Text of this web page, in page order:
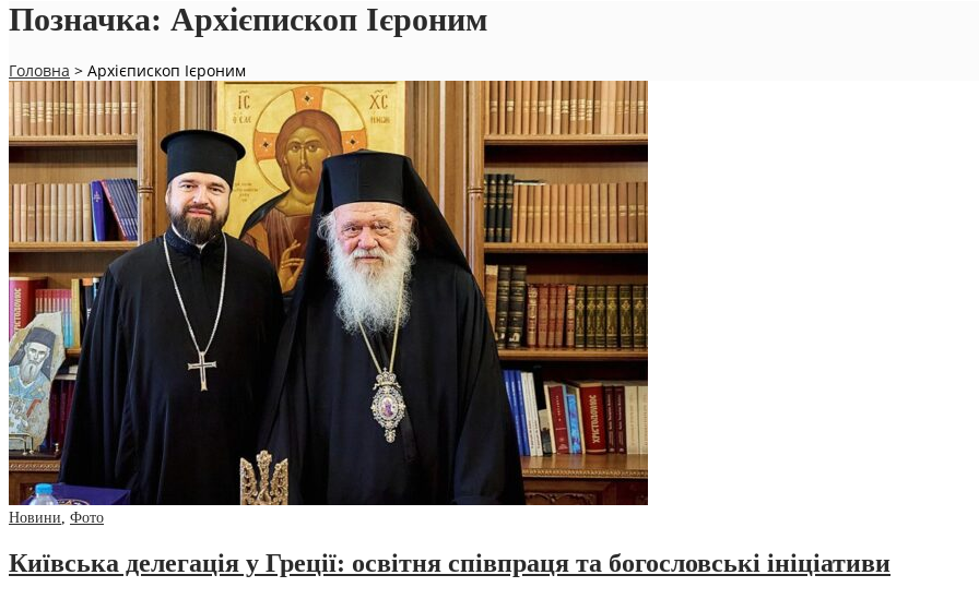
Позначка: Архієпископ Ієроним
Головна > Архієпископ Ієроним
Новини, Фото
Київська делегація у Греції: освітня співпраця та богословські ініціативи